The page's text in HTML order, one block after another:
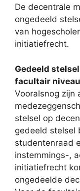
De decentrale
ongedeeld
van
initiatiefrecht.
Gedeeld
facultair niveau
Vooralsnog zijn
stelsel op
gedeeld stelsel
studentenraad
instemmings-,
initiatiefrecht
ongedeelde